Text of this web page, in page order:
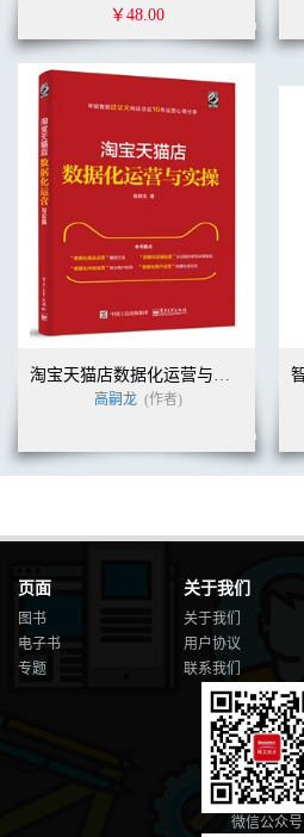
￥48.00
淘宝天猫店数据化运营与实操
高嗣龙 (作者)
页面
图书
电子书
专题
关于我们
关于我们
用户协议
联系我们
微信公众号